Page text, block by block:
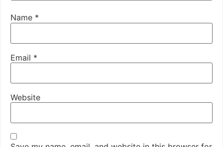
Name *
Email *
Website